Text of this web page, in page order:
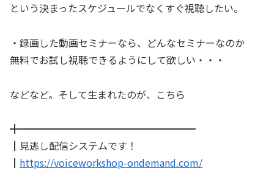
という決まったスケジュールでなくすぐ視聴したい。
・録画した動画セミナーなら、どんなセミナーなのか
無料でお試し視聴できるようにして欲しい・・・
などなど。そして生まれたのが、こちら
╋━━━━━━━━━━━━━━━━━━
┃見逃し配信システムです！
┃ https://voiceworkshop-ondemand.com/